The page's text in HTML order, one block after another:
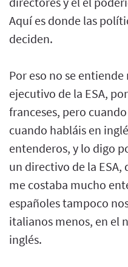
Aquí es donde las
deciden.
Por eso no se
ejecutivo de la ESA,
franceses, pero
cuando habláis en
entenderos, y lo digo
un directivo de la ESA,
me costaba mucho
españoles tampoco
italianos menos, en el
inglés.